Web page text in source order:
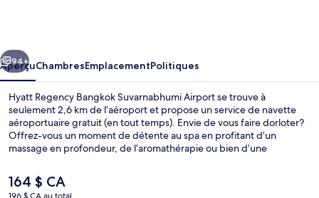
Suvarnabhumi
Airport
Suivant
94+
AperçuChambresEmplacementPolitiques
Hyatt Regency Bangkok Suvarnabhumi Airport se trouve à
seulement 2,6 km de l’aéroport et propose un service de navette
aéroportuaire gratuit (en tout temps). Envie de vous faire dorloter?
Offrez-vous un moment de détente au spa en profitant d’un
massage en profondeur, de l’aromathérapie ou bien d’une
de Golden Village, un des 4 restaurants, qui sert le dîner et le
souper. Parmi les points saillants figurent 3 bars-salons, une piscine
Le
prix
164 $ CA